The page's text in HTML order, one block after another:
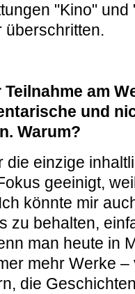
"Kino"
überschritten.
Teilnahme am
und
Warum?
die einzige
geeinigt,
könnte mir
zu behalten,
man heute in
mehr Werke
die